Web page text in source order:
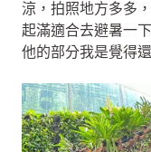
涼，拍照地方多多
起滿適合去避暑一
他的部分我是覺得